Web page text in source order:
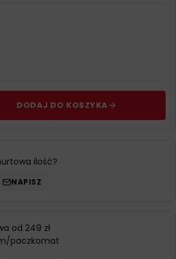
DODAJ DO KOSZYKA
ilość?
NAPISZ
od 249 zł
paczkomat